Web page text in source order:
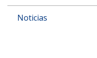
Noticias